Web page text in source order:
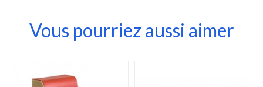
Vous pourriez aussi aimer